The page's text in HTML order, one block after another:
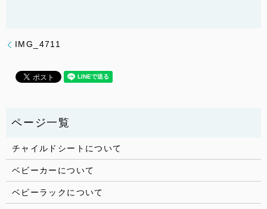
IMG_4711
チャイルドシートについて
ベビーカーについて
ベビーラックについて